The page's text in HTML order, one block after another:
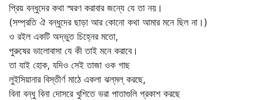
প্রিয় বন্ধুদের কথা স্মরণ করাবার জন্যে যে তা নয়।
(সম্প্রতি ঐ বন্ধুদের ছাড়া আর কোনো কথা আমার মনে ছিল না।)
ও রইল একটি অদ্ভুত চিহ্নের মতো,
পুরুষের ভালোবাসা যে কী তাই মনে করাবে।
তা যাই হোক, যদিও সেই তাজা ওক গাছ
লুইসিয়ানার বিস্তীর্ণ মাঠে একলা ঝল্‌মল্‌ করছে,
বিনা বন্ধু বিনা দোসরে খুশিতে ভরা পাতাগুলি প্রকাশ করছে